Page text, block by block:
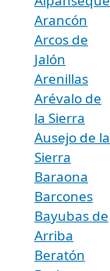
Arancón
Arcos de
Jalón
Arenillas
Arévalo de
la Sierra
Ausejo de la
Sierra
Baraona
Barcones
Bayubas de
Arriba
Beratón